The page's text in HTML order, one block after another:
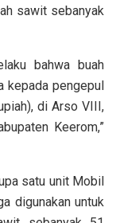
sawit sebanyak
bahwa buah
kepada pengepul
di Arso VIII,
Keerom,”
satu unit Mobil
digunakan untuk